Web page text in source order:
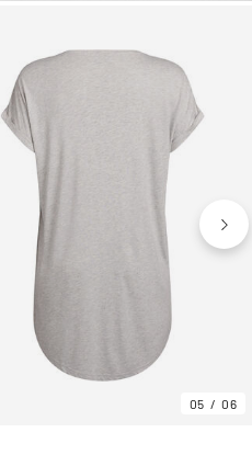
05 06